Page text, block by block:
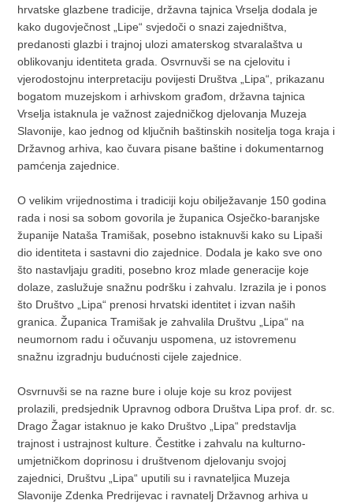
hrvatske glazbene tradicije, državna tajnica Vrselja dodala je
kako dugovječnost „Lipe“ svjedoči o snazi zajedništva,
predanosti glazbi i trajnoj ulozi amaterskog stvaralaštva u
oblikovanju identiteta grada. Osvrnuvši se na cjelovitu i
vjerodostojnu interpretaciju povijesti Društva „Lipa“, prikazanu
bogatom muzejskom i arhivskom građom, državna tajnica
Vrselja istaknula je važnost zajedničkog djelovanja Muzeja
Slavonije, kao jednog od ključnih baštinskih nositelja toga kraja i
Državnog arhiva, kao čuvara pisane baštine i dokumentarnog
pamćenja zajednice.
O velikim vrijednostima i tradiciji koju obilježavanje 150 godina
rada i nosi sa sobom govorila je županica Osječko-baranjske
županije Nataša Tramišak, posebno istaknuvši kako su Lipaši
dio identiteta i sastavni dio zajednice. Dodala je kako sve ono
što nastavljaju graditi, posebno kroz mlade generacije koje
dolaze, zaslužuje snažnu podršku i zahvalu. Izrazila je i ponos
što Društvo „Lipa“ prenosi hrvatski identitet i izvan naših
granica. Županica Tramišak je zahvalila Društvu „Lipa“ na
neumornom radu i očuvanju uspomena, uz istovremenu
snažnu izgradnju budućnosti cijele zajednice.
Osvrnuvši se na razne bure i oluje koje su kroz povijest
prolazili, predsjednik Upravnog odbora Društva Lipa prof. dr. sc.
Drago Žagar istaknuo je kako Društvo „Lipa“ predstavlja
trajnost i ustrajnost kulture. Čestitke i zahvalu na kulturno-
umjetničkom doprinosu i društvenom djelovanju svojoj
zajednici, Društvu „Lipa“ uputili su i ravnateljica Muzeja
Slavonije Zdenka Predrijevac i ravnatelj Državnog arhiva u